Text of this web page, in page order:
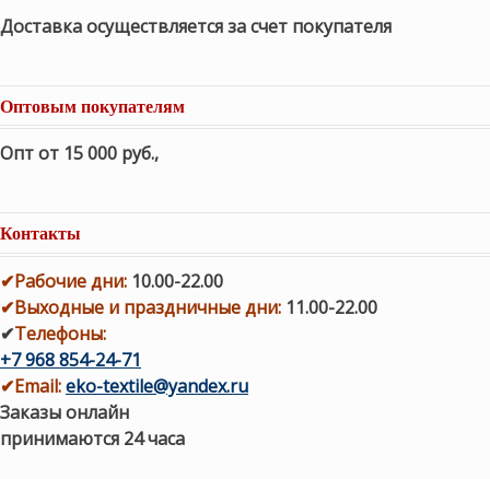
Доставка осуществляется за счет покупателя
Оптовым покупателям
Опт от 15 000 руб.,
Контакты
✔Рабочие дни: 10.00-22.00
✔Выходные и праздничные дни: 11.00-22.00
✔Телефоны:
+7 968 854-24-71
✔Email:eko-textile@yandex.ru
Заказы онлайн
принимаются 24 часа